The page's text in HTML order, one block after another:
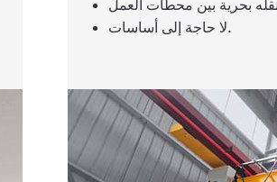
لا حاجة إلى أساسات.